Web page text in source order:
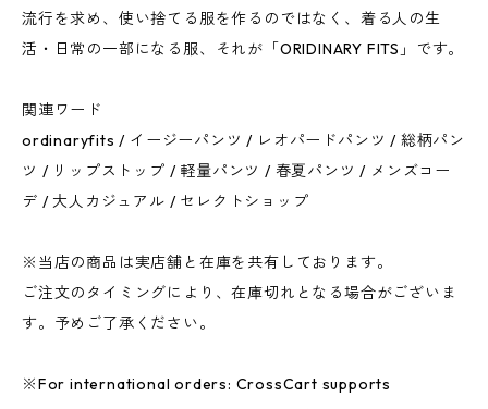
流行を求め、使い捨てる服を作るのではなく、着る人の生
活・日常の一部になる服、それが「ORIDINARY FITS」です。
関連ワード
ordinaryfits / イージーパンツ / レオパードパンツ / 総柄パン
ツ / リップストップ / 軽量パンツ / 春夏パンツ / メンズコー
デ / 大人カジュアル / セレクトショップ
※当店の商品は実店舗と在庫を共有しております。
ご注文のタイミングにより、在庫切れとなる場合がございま
す。予めご了承ください。
※For international orders: CrossCart supports